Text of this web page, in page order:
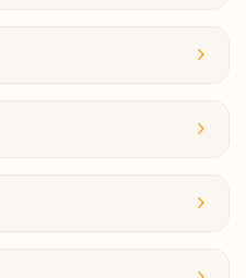
keyboard_arrow_right
keyboard_arrow_right
keyboard_arrow_right